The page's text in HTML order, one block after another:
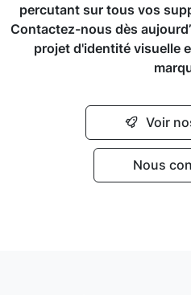
percutant sur tous vos
Contactez-nous dès
projet d'identité visuelle
Voir
Nous